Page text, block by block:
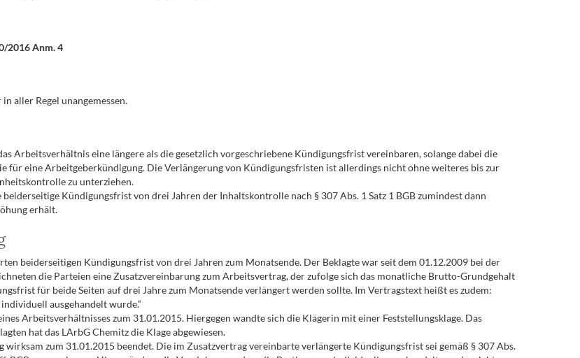
2016 Anm. 4
aller Regel unangemessen.
Arbeitsverhältnis eine längere als die gesetzlich vorgeschriebene Kündigungsfrist vereinbaren, solange dabei die
eine Arbeitgeberkündigung. Die Verlängerung von Kündigungsfristen ist allerdings nicht ohne weiteres bis zur
zu unterziehen.
Kündigungsfrist von drei Jahren der Inhaltskontrolle nach § 307 Abs. 1 Satz 1 BGB zumindest dann
erhält.
beiderseitigen Kündigungsfrist von drei Jahren zum Monatsende. Der Beklagte war seit dem 01.12.2009 bei der
die Parteien eine Zusatzvereinbarung zum Arbeitsvertrag, der zufolge sich das monatliche Brutto-Grundgehalt
für beide Seiten auf drei Jahre zum Monatsende verlängert werden sollte. Im Vertragstext heißt es zudem:
ausgehandelt wurde.“
Arbeitsverhältnisses zum 31.01.2015. Hiergegen wandte sich die Klägerin mit einer Feststellungsklage. Das
hat das LArbG Chemitz die Klage abgewiesen.
zum 31.01.2015 beendet. Die im Zusatzvertrag vereinbarte verlängerte Kündigungsfrist sei gemäß § 307 Abs.